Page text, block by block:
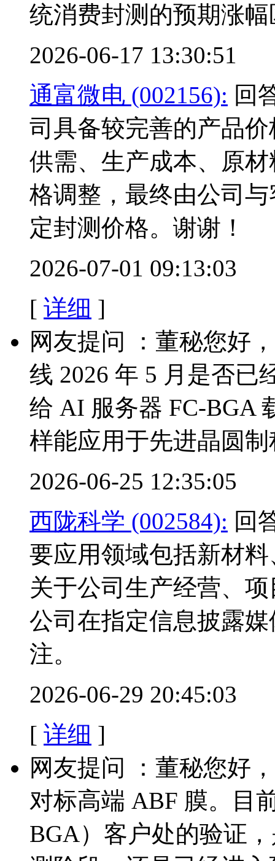
统消费封测的预期涨
2026-06-17 13:30:51
通富微电 (002156): 回
司具备较完善的产品
供需、生产成本、原
格调整，最终由公司
定封测价格。谢谢！
2026-07-01 09:13:03
[ 详细 ]
网友提问 ：董秘您好
线 2026 年 5 月是否已
给 AI 服务器 FC-BGA
样能应用于先进晶圆
2026-06-25 12:35:05
西陇科学 (002584): 回
要应用领域包括新材
关于公司生产经营、
公司在指定信息披露
注。
2026-06-29 20:45:03
[ 详细 ]
网友提问 ：董秘您好
对标高端 ABF 膜。目
BGA）客户处的验证